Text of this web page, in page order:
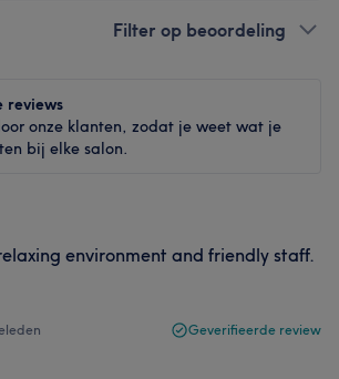
Filter op beoordeling
reviews
onze klanten, zodat je weet wat je
bij elke salon.
environment and friendly staff.
Geverifieerde review